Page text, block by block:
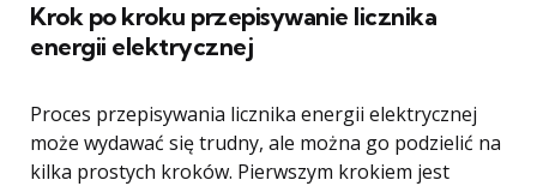
Krok po kroku przepisywanie licznika
energii elektrycznej
Proces przepisywania licznika energii elektrycznej
może wydawać się trudny, ale można go podzielić na
kilka prostych kroków. Pierwszym krokiem jest